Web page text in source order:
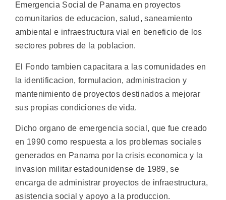
Emergencia Social de Panama en proyectos
comunitarios de educacion, salud, saneamiento
ambiental e infraestructura vial en beneficio de los
sectores pobres de la poblacion.
El Fondo tambien capacitara a las comunidades en
la identificacion, formulacion, administracion y
mantenimiento de proyectos destinados a mejorar
sus propias condiciones de vida.
Dicho organo de emergencia social, que fue creado
en 1990 como respuesta a los problemas sociales
generados en Panama por la crisis economica y la
invasion militar estadounidense de 1989, se
encarga de administrar proyectos de infraestructura,
asistencia social y apoyo a la produccion.